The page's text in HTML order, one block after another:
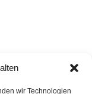
wir Technologien